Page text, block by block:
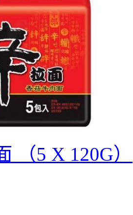
（5 X 120G）